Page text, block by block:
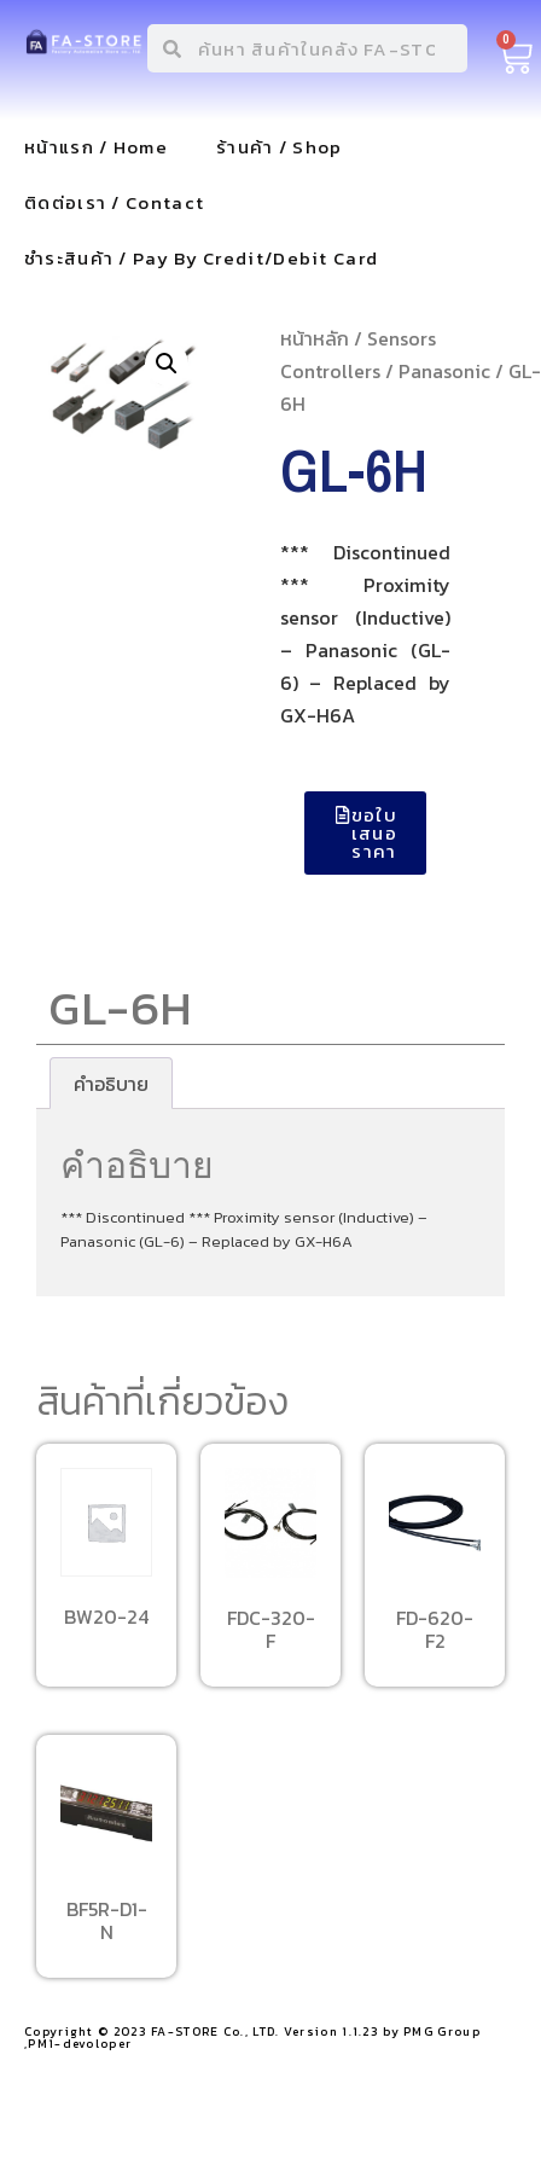
0
หน้าแรก / Home
ร้านค้า / Shop
ติดต่อเรา / Contact
ชำระสินค้า / Pay By Credit/Debit Card
หน้าหลัก / Sensors
Controllers/ Panasonic/ GL-
6H
GL-6H
*** Discontinued
*** Proximity
sensor (Inductive)
– Panasonic (GL-
6) – Replaced by
GX-H6A
ขอใบ
เสนอ
ราคา
GL-6H
คำอธิบาย
คำอธิบาย
*** Discontinued *** Proximity sensor (Inductive) –
Panasonic (GL-6) – Replaced by GX-H6A
สินค้าที่เกี่ยวข้อง
BW20-24 FDC-320-
F
FD-620-
F2
BF5R-D1-
N
Copyright © 2023 FA-STORE Co., LTD. Version 1.1.23 by PMG Group
,PM1-devoloper​